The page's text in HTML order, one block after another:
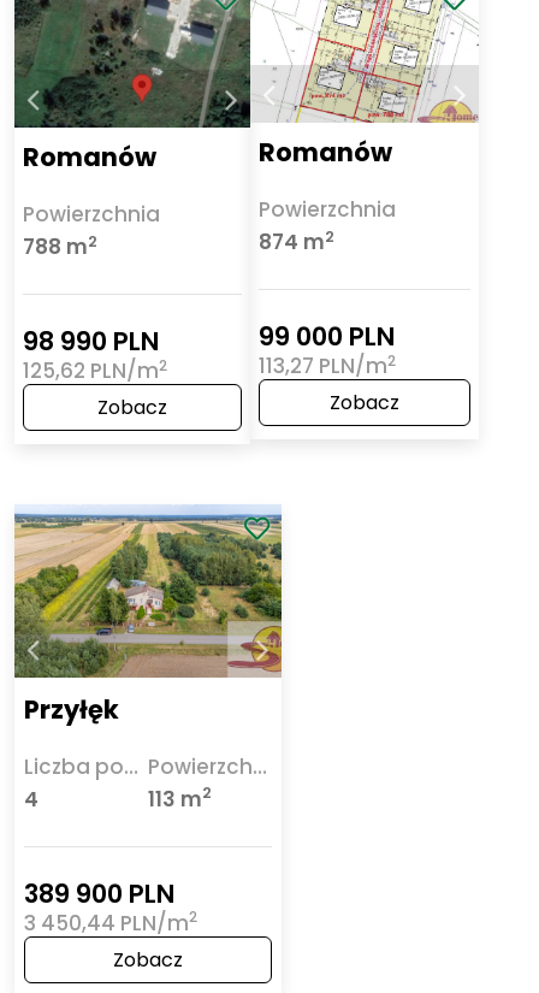
Romanów
Powierzchnia
788 m2
98 990 PLN
125,62 PLN/m2
Zobacz
Romanów
Powierzchnia
874 m2
99 000 PLN
113,27 PLN/m2
Zobacz
Przyłęk
Liczba pokoi
4
Powierzchnia
113 m2
389 900 PLN
3 450,44 PLN/m2
Zobacz